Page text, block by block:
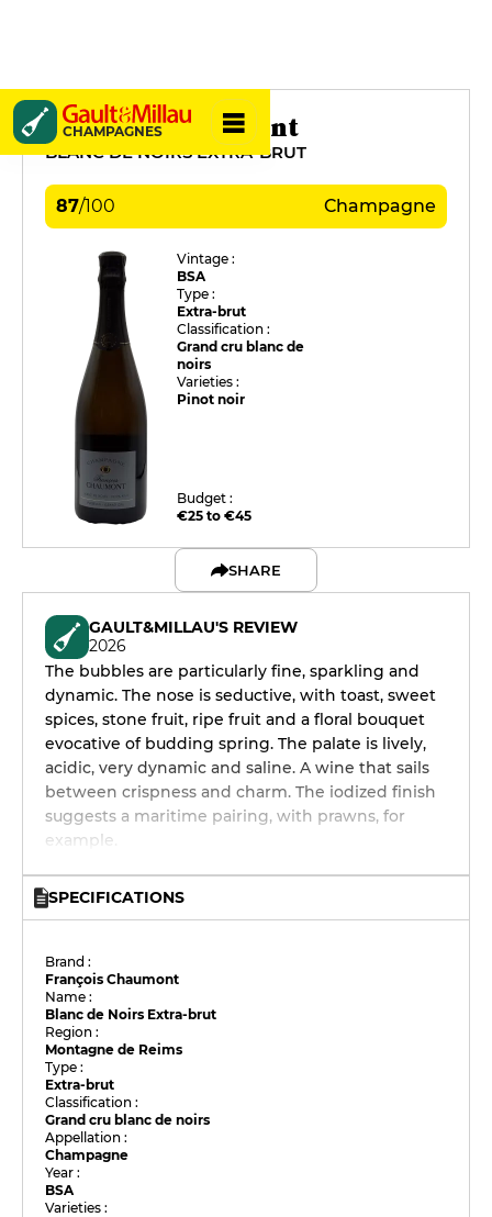
CHAMPAGNES
François Chaumont
BLANC DE NOIRS EXTRA-BRUT
87/100 Champagne
Vintage :
BSA
Type :
Extra-brut
Classification :
Grand cru blanc de
noirs
Varieties :
Pinot noir
Budget :
€25 to €45
SHARE
GAULT&MILLAU'S REVIEW
2026
The bubbles are particularly fine, sparkling and
dynamic. The nose is seductive, with toast, sweet
spices, stone fruit, ripe fruit and a floral bouquet
evocative of budding spring. The palate is lively,
acidic, very dynamic and saline. A wine that sails
between crispness and charm. The iodized finish
suggests a maritime pairing, with prawns, for
example.
SPECIFICATIONS
Brand :
François Chaumont
Name :
Blanc de Noirs Extra-brut
Region :
Montagne de Reims
Type :
Extra-brut
Classification :
Grand cru blanc de noirs
Appellation :
Champagne
Year :
BSA
Varieties :